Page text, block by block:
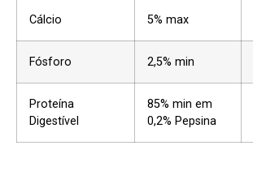
Cálcio 5% max
Fósforo 2,5% min
Proteína
Digestível
85% min em
0,2% Pepsina